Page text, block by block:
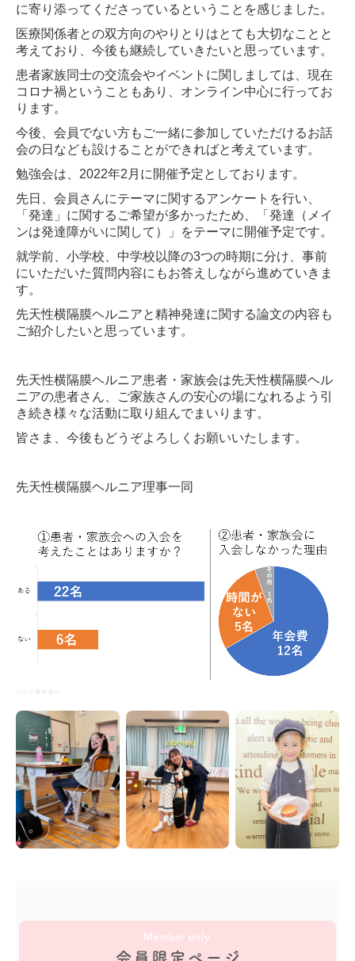
に寄り添ってくださっているということを感じました。
医療関係者との双方向のやりとりはとても大切なことと
考えており、今後も継続していきたいと思っています。
患者家族同士の交流会やイベントに関しましては、現在
コロナ禍ということもあり、オンライン中心に行ってお
ります。
今後、会員でない方もご一緒に参加していただけるお話
会の日なども設けることができればと考えています。
勉強会は、2022年2月に開催予定としております。
先日、会員さんにテーマに関するアンケートを行い、
「発達」に関するご希望が多かったため、「発達（メイ
ンは発達障がいに関して）」をテーマに開催予定です。
就学前、小学校、中学校以降の3つの時期に分け、事前
にいただいた質問内容にもお答えしながら進めていきま
す。
先天性横隔膜ヘルニアと精神発達に関する論文の内容も
ご紹介したいと思っています。
先天性横隔膜ヘルニア患者・家族会は先天性横隔膜ヘル
ニアの患者さん、ご家族さんの安心の場になれるよう引
き続き様々な活動に取り組んでまいります。
皆さま、今後もどうぞよろしくお願いいたします。
先天性横隔膜ヘルニア理事一同